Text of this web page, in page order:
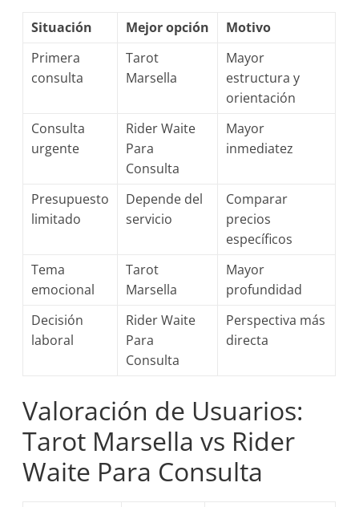
Situación Mejor opción
Motivo
Primera
consulta
Tarot
Marsella
Mayor
estructura y
orientación
Consulta
urgente
Rider Waite
Para
Consulta
Mayor
inmediatez
Presupuesto
limitado
Depende del
servicio
Comparar
precios
específicos
Tema
emocional
Tarot
Marsella
Mayor
profundidad
Decisión
laboral
Rider Waite
Para
Consulta
Perspectiva más
directa
Valoración de Usuarios:
Tarot Marsella vs Rider
Waite Para Consulta